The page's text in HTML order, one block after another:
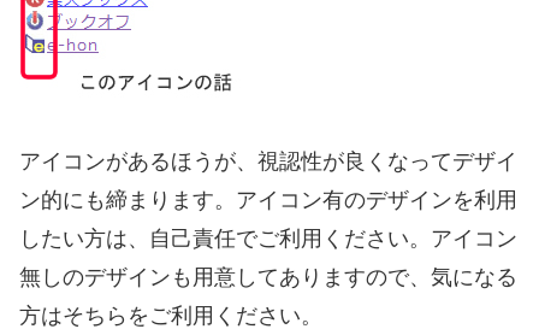
アイコンがあるほうが、視認性が良くなってデザイ
ン的にも締まります。アイコン有のデザインを利用
したい方は、自己責任でご利用ください。アイコン
無しのデザインも用意してありますので、気になる
方はそちらをご利用ください。